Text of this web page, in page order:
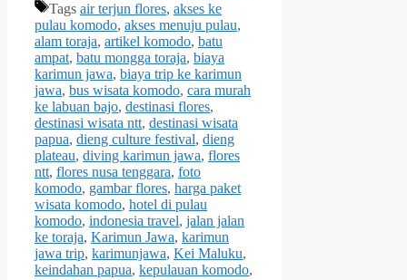
Tags air terjun flores, akses ke
pulau komodo, akses menuju pulau,
alam toraja, artikel komodo, batu
ampat, batu mongga toraja, biaya
karimun jawa, biaya trip ke karimun
jawa, bus wisata komodo, cara murah
ke labuan bajo, destinasi flores,
destinasi wisata ntt, destinasi wisata
papua, dieng culture festival, dieng
plateau, diving karimun jawa, flores
ntt, flores nusa tenggara, foto
komodo, gambar flores, harga paket
wisata komodo, hotel di pulau
komodo, indonesia travel, jalan jalan
ke toraja, Karimun Jawa, karimun
jawa trip, karimunjawa, Kei Maluku,
keindahan papua, kepulauan komodo,